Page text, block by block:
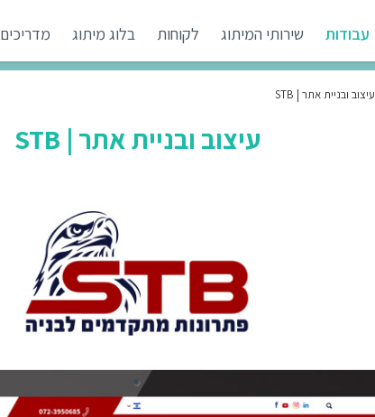
עבודות שירותי המיתוג לקוחות בלוג מיתוג מדריכים
עיצוב ובניית אתר | STB
עיצוב ובניית אתר | STB